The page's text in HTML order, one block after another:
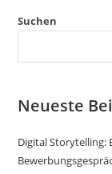
Suchen
Neueste
Digital Storytelling: